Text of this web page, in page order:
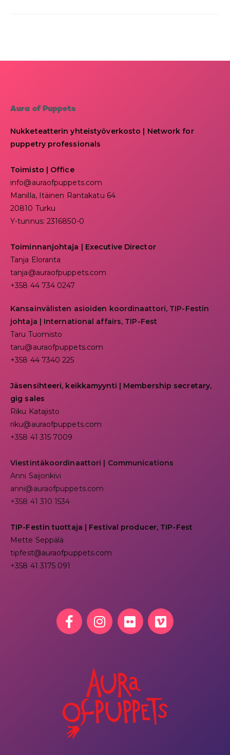
Aura of Puppets
Nukketeatterin yhteistyöverkosto | Network for
puppetry professionals
Toimisto | Office
info@auraofpuppets.com
Manilla, Itäinen Rantakatu 64
20810 Turku
Y-tunnus: 2316850-0
Toiminnanjohtaja | Executive Director
Tanja Eloranta
tanja@auraofpuppets.com
+358 44 734 0247
Kansainvälisten asioiden koordinaattori, TIP-Festin
johtaja | International affairs, TIP-Fest
Taru Tuomisto
taru@auraofpuppets.com
+358 44 7340 225
Jäsensihteeri, keikkamyynti | Membership secretary,
gig sales
Riku Katajisto
riku@auraofpuppets.com
+358 41 315 7009
Viestintäkoordinaattori | Communications
Anni Saijonkivi
anni@auraofpuppets.com
+358 41 310 1534
TIP-Festin tuottaja | Festival producer, TIP-Fest
Mette Seppälä
tipfest@auraofpuppets.com
+358 41 3175 091